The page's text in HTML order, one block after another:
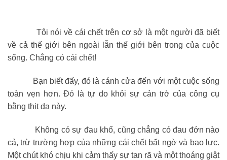
Tôi nói về cái chết trên cơ sở là một người đã biết
về cả thế giới bên ngoài lẫn thế giới bên trong của cuộc
sống. Chẳng có cái chết!
Bạn biết đấy, đó là cánh cửa đến với một cuộc sống
toàn vẹn hơn. Đó là tự do khỏi sự cản trở của công cụ
bằng thịt da này.
Không có sự đau khổ, cũng chẳng có đau đớn nào
cả, trừ trường hợp của những cái chết bất ngờ và bạo lực.
Một chút khó chịu khi cảm thấy sự tan rã và một thoáng giật